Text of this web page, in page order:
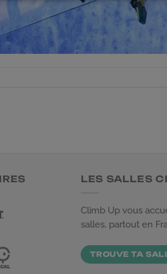
LES SALLES
Climb Up vous
salles, partout en
TROUVE TA